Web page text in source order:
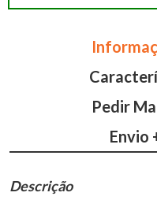
Pedir
Envio
Descrição